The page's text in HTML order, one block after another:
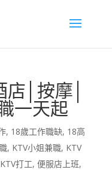
│按摩│
一天起
, 18歲工作職缺, 18高
, KTV小姐兼職, KTV
KTV打工, 便服店上班,